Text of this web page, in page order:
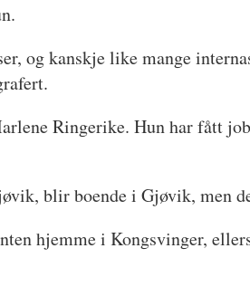
og kanskje like mange
Ringerike. Hun har fått
blir boende i Gjøvik, men
hjemme i Kongsvinger,